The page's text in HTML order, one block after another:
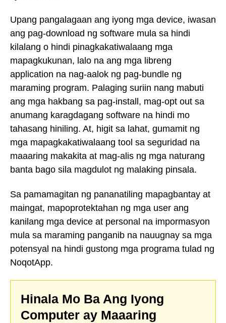
Upang pangalagaan ang iyong mga device, iwasan
ang pag-download ng software mula sa hindi
kilalang o hindi pinagkakatiwalaang mga
mapagkukunan, lalo na ang mga libreng
application na nag-aalok ng pag-bundle ng
maraming program. Palaging suriin nang mabuti
ang mga hakbang sa pag-install, mag-opt out sa
anumang karagdagang software na hindi mo
tahasang hiniling. At, higit sa lahat, gumamit ng
mga mapagkakatiwalaang tool sa seguridad na
maaaring makakita at mag-alis ng mga naturang
banta bago sila magdulot ng malaking pinsala.
Sa pamamagitan ng pananatiling mapagbantay at
maingat, mapoprotektahan ng mga user ang
kanilang mga device at personal na impormasyon
mula sa maraming panganib na nauugnay sa mga
potensyal na hindi gustong mga programa tulad ng
NoqotApp.
Hinala Mo Ba Ang Iyong
Computer ay Maaaring